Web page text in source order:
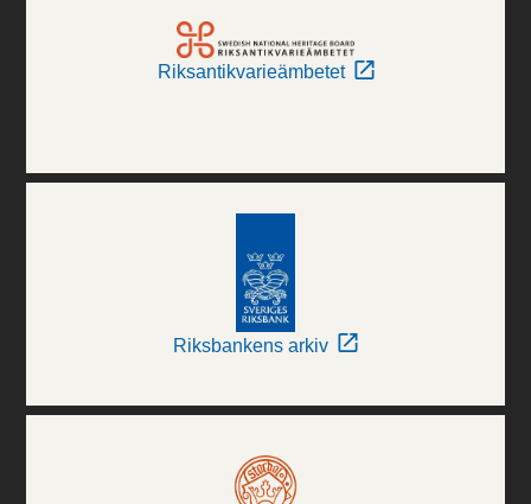
Riksantikvarieämbetet
Riksbankens arkiv